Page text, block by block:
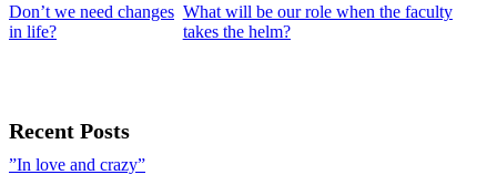
Don’t we need changes
in life?
What will be our role when the faculty
takes the helm?
Recent Posts
”In love and crazy”